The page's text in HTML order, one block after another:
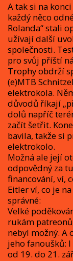
A tak si na
každý něco
Rolanda“ stali
užívají další
společnosti.
pro svůj příští
Trophy obdrží
(e)MTB
elektrokola.
důvodů říkají
dolů napříč
začít šetřit.
bavila, takže si
elektrokolo.
Možná ale její
odpovědný za
financování, ví,
Eitler ví, co je
správné:
Velké
rukám
nebyl možný. A
jeho fanoušků:
od 19. do 21.